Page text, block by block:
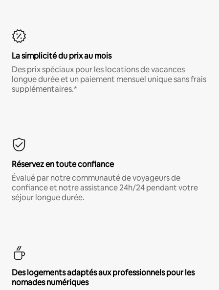
La simplicité du prix au mois
Des prix spéciaux pour les locations de vacances
longue durée et un paiement mensuel unique sans frais
supplémentaires.*
Réservez en toute confiance
Évalué par notre communauté de voyageurs de
confiance et notre assistance 24h/24 pendant votre
séjour longue durée.
Des logements adaptés aux professionnels pour les
nomades numériques